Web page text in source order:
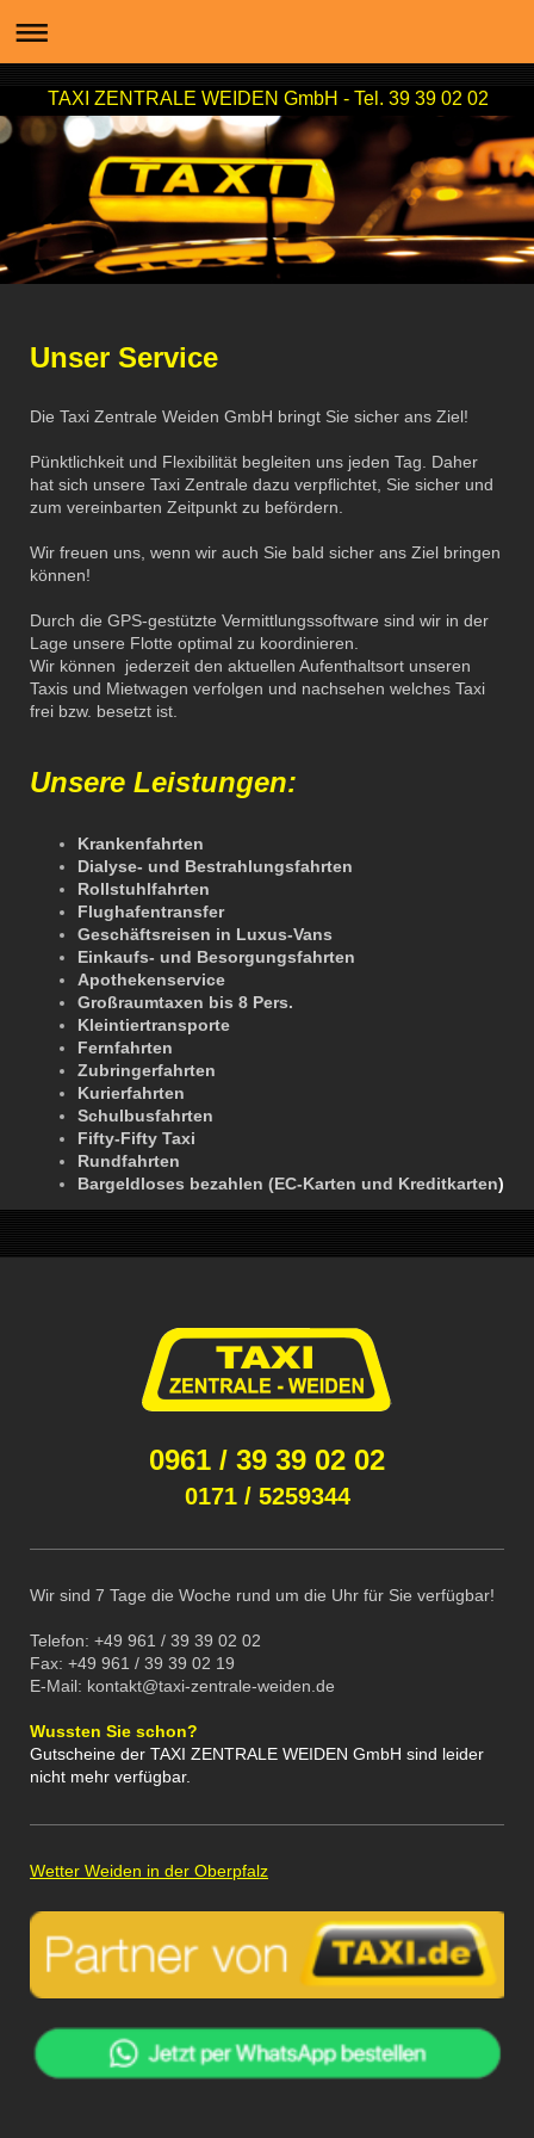
TAXI ZENTRALE WEIDEN GmbH - Tel. 39 39 02 02
Unser Service
Die Taxi Zentrale Weiden GmbH bringt Sie sicher ans Ziel!
Pünktlichkeit und Flexibilität begleiten uns jeden Tag. Daher
hat sich unsere Taxi Zentrale dazu verpflichtet, Sie sicher und
zum vereinbarten Zeitpunkt zu befördern.
Wir freuen uns, wenn wir auch Sie bald sicher ans Ziel bringen
können!
Durch die GPS-gestützte Vermittlungssoftware sind wir in der
Lage unsere Flotte optimal zu koordinieren.
Wir können jederzeit den aktuellen Aufenthaltsort unseren
Taxis und Mietwagen verfolgen und nachsehen welches Taxi
frei bzw. besetzt ist.
Unsere Leistungen:
Krankenfahrten
Dialyse- und Bestrahlungsfahrten
Rollstuhlfahrten
Flughafentransfer
Geschäftsreisen in Luxus-Vans
Einkaufs- und Besorgungsfahrten
Apothekenservice
Großraumtaxen bis 8 Pers.
Kleintiertransporte
Fernfahrten
Zubringerfahrten
Kurierfahrten
Schulbusfahrten
Fifty-Fifty Taxi
Rundfahrten
Bargeldloses bezahlen (EC-Karten und Kreditkarten)
0961 / 39 39 02 02
0171 / 5259344
Wir sind 7 Tage die Woche rund um die Uhr für Sie verfügbar!
Telefon: +49 961 / 39 39 02 02
Fax: +49 961 / 39 39 02 19
E-Mail: kontakt@taxi-zentrale-weiden.de
Wussten Sie schon?
Gutscheine der TAXI ZENTRALE WEIDEN GmbH sind leider
nicht mehr verfügbar.
Wetter Weiden in der Oberpfalz